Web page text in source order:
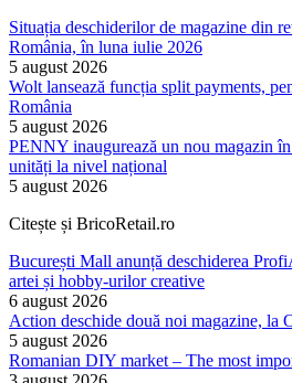
Situația deschiderilor de magazine din
România, în luna iulie 2026
5 august 2026
Wolt lansează funcția split payments,
România
5 august 2026
PENNY inaugurează un nou magazin
unități la nivel național
5 august 2026
Citește și BricoRetail.ro
București Mall anunță deschiderea
artei și hobby-urilor creative
6 august 2026
Action deschide două noi magazine, la
5 august 2026
Romanian DIY market – The most